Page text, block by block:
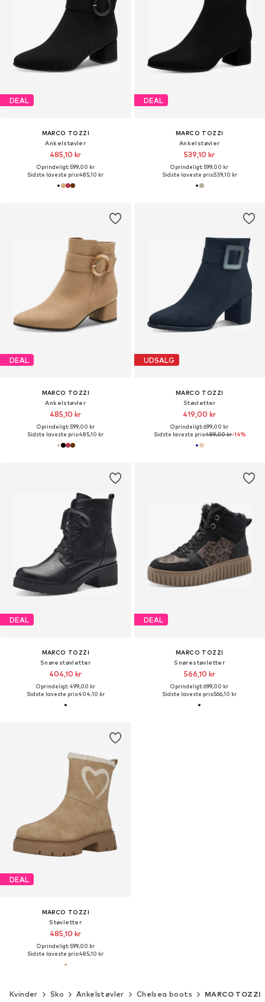
DEAL
MARCO TOZZI
Ankelstøvler
485,10 kr
Oprindeligt: 599,00 kr
Sidste laveste pris:485,10 kr
DEAL
MARCO TOZZI
Ankelstøvler
539,10 kr
Oprindeligt: 599,00 kr
Sidste laveste pris:539,10 kr
DEAL
MARCO TOZZI
Ankelstøvler
485,10 kr
Oprindeligt: 599,00 kr
Sidste laveste pris:485,10 kr
UDSALG
MARCO TOZZI
Støvletter
419,00 kr
Oprindeligt: 699,00 kr
Sidste laveste pris:489,00 kr-14%
DEAL
MARCO TOZZI
Snørestøvletter
404,10 kr
Oprindeligt: 499,00 kr
Sidste laveste pris:404,10 kr
DEAL
MARCO TOZZI
Snørestøvletter
566,10 kr
Oprindeligt: 699,00 kr
Sidste laveste pris:566,10 kr
DEAL
MARCO TOZZI
Støvletter
485,10 kr
Oprindeligt: 599,00 kr
Sidste laveste pris:485,10 kr
Kvinder Sko Ankelstøvler Chelsea boots MARCO TOZZI